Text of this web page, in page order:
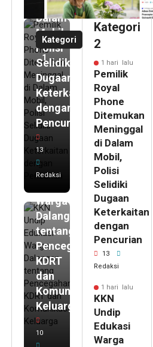
Kategori
1
Dalam
Mobil,
Polisi
Selidiki
Dugaan
Keterkaitan
dengan
Pencurian
13
Redaksi
1
hari
KKN
Undip
Edukasi
Warga
Dalangan
tentang
Pencegahan
KDRT
dan
Komunikasi
Keluarga
10
Kategori
2
1 hari lalu
Pemilik
Royal
Phone
Ditemukan
Meninggal
di Dalam
Mobil,
Polisi
Selidiki
Dugaan
Keterkaitan
dengan
Pencurian
13
Redaksi
1 hari lalu
KKN
Undip
Edukasi
Warga